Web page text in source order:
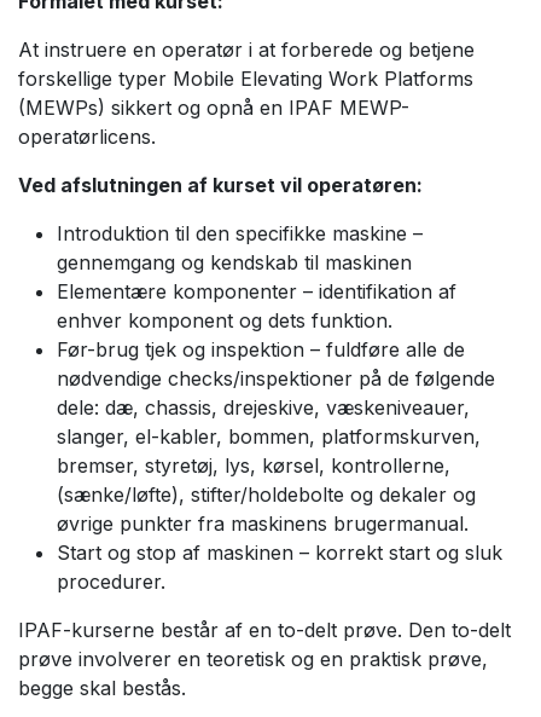
At instruere en operatør i at forberede og betjene
forskellige typer Mobile Elevating Work Platforms
(MEWPs) sikkert og opnå en IPAF MEWP-
operatørlicens.
Ved afslutningen af kurset vil operatøren:
Introduktion til den specifikke maskine –
gennemgang og kendskab til maskinen
Elementære komponenter – identifikation af
enhver komponent og dets funktion.
Før-brug tjek og inspektion – fuldføre alle de
nødvendige checks/inspektioner på de følgende
dele: dæ, chassis, drejeskive, væskeniveauer,
slanger, el-kabler, bommen, platformskurven,
bremser, styretøj, lys, kørsel, kontrollerne,
(sænke/løfte), stifter/holdebolte og dekaler og
øvrige punkter fra maskinens brugermanual.
Start og stop af maskinen – korrekt start og sluk
procedurer.
IPAF-kurserne består af en to-delt prøve. Den to-delt
prøve involverer en teoretisk og en praktisk prøve,
begge skal bestås.